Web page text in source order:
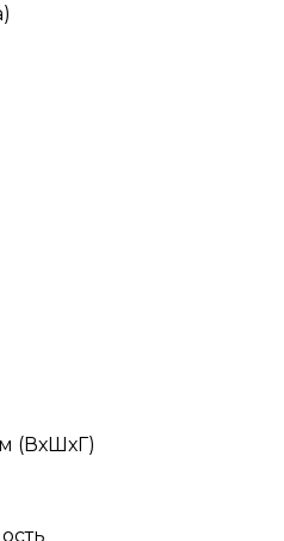
(ВхШхГ)